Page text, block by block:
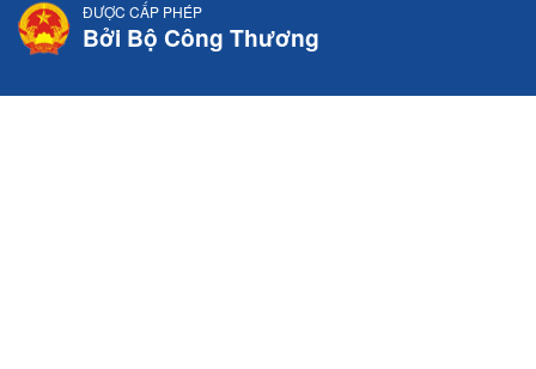
ĐƯỢC CẤP PHÉP
Bởi Bộ Công Thương